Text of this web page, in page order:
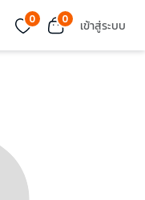
0 0 เข้าสู่ระบบ